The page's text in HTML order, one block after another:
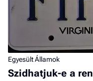
Egyesült Államok
Szidhatjuk-e a